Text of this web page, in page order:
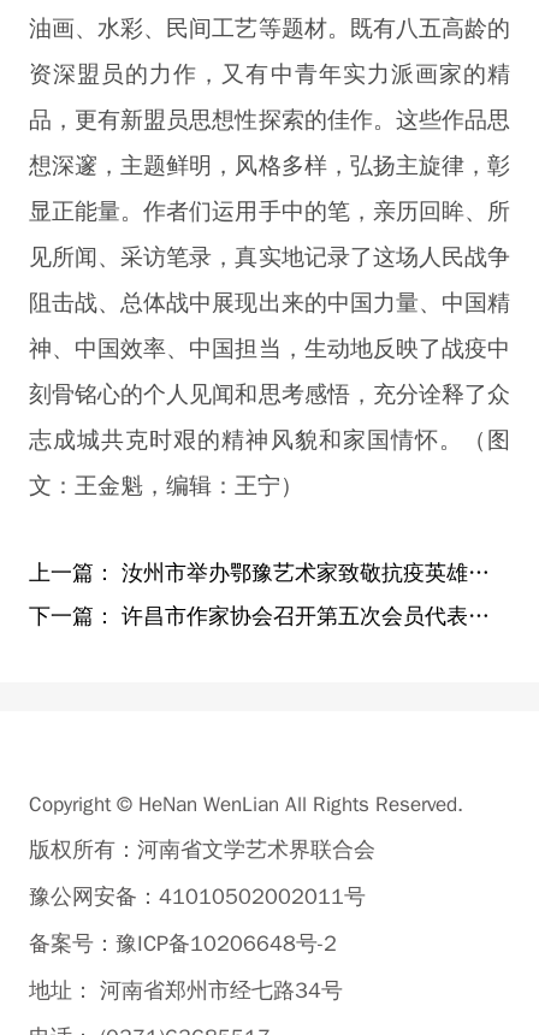
油画、水彩、民间工艺等题材。既有八五高龄的
资深盟员的力作，又有中青年实力派画家的精
品，更有新盟员思想性探索的佳作。这些作品思
想深邃，主题鲜明，风格多样，弘扬主旋律，彰
显正能量。作者们运用手中的笔，亲历回眸、所
见所闻、采访笔录，真实地记录了这场人民战争
阻击战、总体战中展现出来的中国力量、中国精
神、中国效率、中国担当，生动地反映了战疫中
刻骨铭心的个人见闻和思考感悟，充分诠释了众
志成城共克时艰的精神风貌和家国情怀。（图
文：王金魁，编辑：王宁）
上一篇： 汝州市举办鄂豫艺术家致敬抗疫英雄活动
下一篇： 许昌市作家协会召开第五次会员代表大会 选举产生新一届主席
Copyright © HeNan WenLian All Rights Reserved.
版权所有：河南省文学艺术界联合会
豫公网安备：41010502002011号
备案号：豫ICP备10206648号-2
地址： 河南省郑州市经七路34号